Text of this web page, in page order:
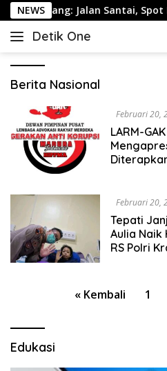
Langsung
ke
konten
NEWSJalan Santai, Spot Foto,
Detik One
Tajam
Berita Nasional
Februari 20,
LARM-
Februari 20,
Tepati
Aulia
RS Polri
« Kembali 1
Edukasi